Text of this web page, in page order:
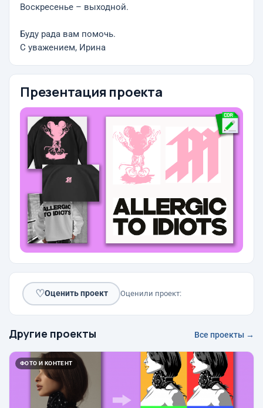
Воскресенье – выходной.
Буду рада вам помочь.
С уважением, Ирина
Презентация проекта
♡Оценить проект Оценили проект:
Другие проекты Все проекты →
ФОТО И КОНТЕНТ